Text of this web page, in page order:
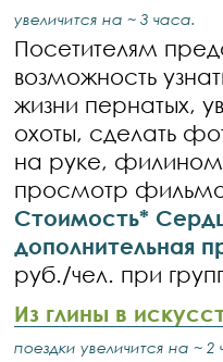
увеличится на ~ 3 часа.
Посетителям
возможность
жизни пернатых,
охоты, сделать
на руке,
просмотр
Стоимость*
дополнительная
руб./чел. при
Из глины в
поездки увеличится на ~ 2